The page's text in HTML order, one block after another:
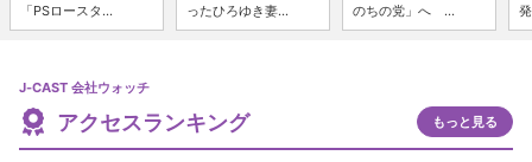
「PSロースタ...
ったひろゆき妻...
のちの党」へ ...
J-CAST 会社ウォッチ
アクセスランキング もっと見る